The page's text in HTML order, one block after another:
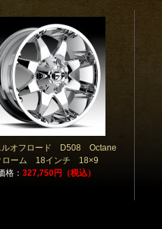
ルオフロード D508 Octane
ローム 18インチ 18×9
格： 327,750円（税込）